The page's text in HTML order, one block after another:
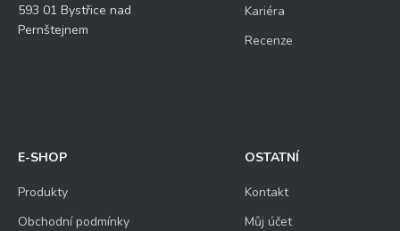
593 01 Bystřice nad
Pernštejnem
Kariéra
Recenze
E-SHOP
Produkty
Obchodní podmínky
OSTATNÍ
Kontakt
Můj účet